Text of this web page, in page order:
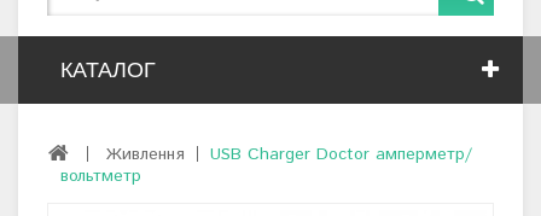
КАТАЛОГ
Живлення
USB Charger Doctor амперметр/
вольтметр